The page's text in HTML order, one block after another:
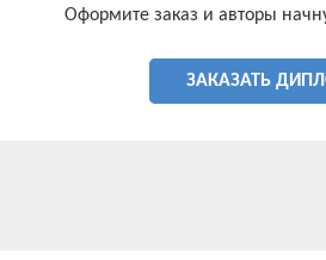
Оформите заказ и авторы
ЗАКАЗАТЬ